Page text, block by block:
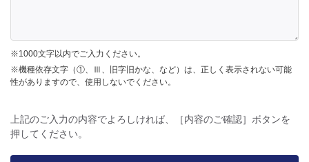
※1000文字以内でご入力ください。
※機種依存文字（①、Ⅲ、旧字旧かな、など）は、正しく表示されない可能
性がありますので、使用しないでください。
上記のご入力の内容でよろしければ、［内容のご確認］ボタンを
押してください。